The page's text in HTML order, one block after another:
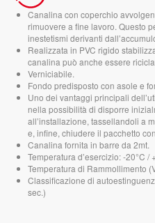
Canalina con coperchio
rimuovere a fine lavoro. Questo
inestetismi derivanti
Realizzata in PVC rigido
canalina può anche essere
Verniciabile.
Fondo predisposto con asole e
Uno dei vantaggi principali
nella possibilità di disporre
all’installazione, tassellandoli a
e, infine, chiudere il pacchetto
Canalina fornita in barre da 2mt.
Temperatura d’esercizio: -20°C /
Temperatura di Rammollimento
Classificazione di
sec.)